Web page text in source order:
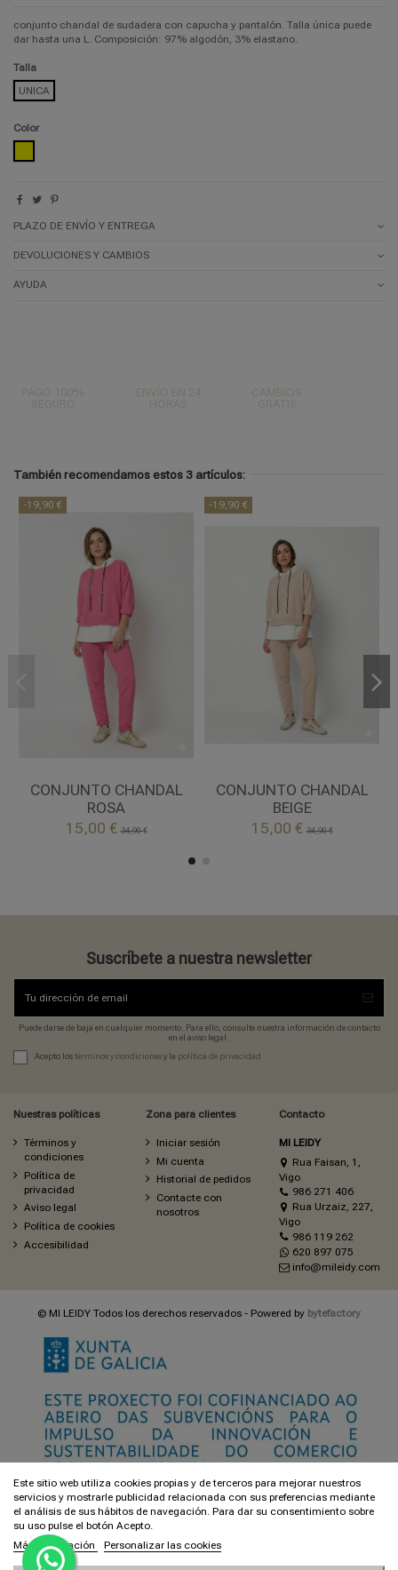
conjunto chandal de sudadera con capucha y pantalón. Talla única puede
dar hasta una L. Composición: 97% algodón, 3% elastano.
Talla
UNICA
Color
PLAZO DE ENVÍO Y ENTREGA
DEVOLUCIONES Y CAMBIOS
AYUDA
PAGO 100%
SEGURO
ENVÍO EN 24
HORAS
CAMBIOS
GRATIS
También recomendamos estos 3 artículos:
-19,90 €
CONJUNTO CHANDAL
ROSA
15,00 €34,90 €
ROSA
 Añadir al carrito
-19,90 €
CONJUNTO CHANDAL
BEIGE
15,00 €34,90 €
BEIGE
 Añadir al carrito
Suscríbete a nuestra newsletter
Puede darse de baja en cualquier momento. Para ello, consulte nuestra información de contacto
en el aviso legal.
Acepto lostérminos y condicionesy la política de privacidad
Nuestras políticas
Términos y
condiciones
Política de
privacidad
Aviso legal
Política de cookies
Accesibilidad
Zona para clientes
Iniciar sesión
Mi cuenta
Historial de pedidos
Contacte con
nosotros
Contacto
MI LEIDY
Rua Faisan, 1,
Vigo
986 271 406
Rua Urzaiz, 227,
Vigo
986 119 262
620 897 075
info@mileidy.com
Este sitio web utiliza cookies propias y de terceros para mejorar nuestros
servicios y mostrarle publicidad relacionada con sus preferencias mediante
el análisis de sus hábitos de navegación. Para dar su consentimiento sobre
su uso pulse el botón Acepto.
Más información
Personalizar las cookies
© MI LEIDY Todos los derechos reservados - Powered by bytefactory